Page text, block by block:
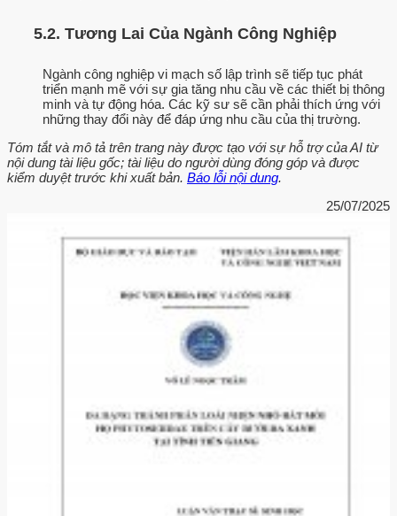
5.2. Tương Lai Của Ngành Công Nghiệp
Ngành công nghiệp vi mạch số lập trình sẽ tiếp tục phát
triển mạnh mẽ với sự gia tăng nhu cầu về các thiết bị thông
minh và tự động hóa. Các kỹ sư sẽ cần phải thích ứng với
những thay đổi này để đáp ứng nhu cầu của thị trường.
Tóm tắt và mô tả trên trang này được tạo với sự hỗ trợ của AI từ
nội dung tài liệu gốc; tài liệu do người dùng đóng góp và được
kiểm duyệt trước khi xuất bản. Báo lỗi nội dung.
25/07/2025